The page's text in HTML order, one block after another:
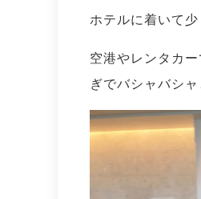
ホテルに着いて
空港やレンタカ
ぎでバシャバシ